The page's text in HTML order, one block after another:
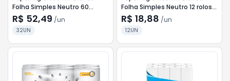
Folha Simples Neutro 60
Metros com 32 unidades
R$ 52,49 /un
32UN
Folha Simples Neutro 12 rolos
de 60 metros
R$ 18,88 /un
12UN